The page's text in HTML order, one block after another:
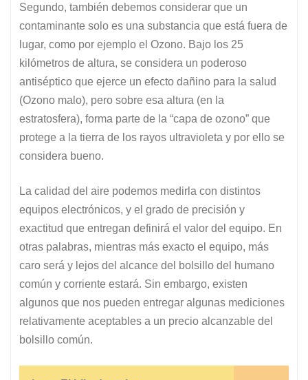
Segundo, también debemos considerar que un
contaminante solo es una substancia que está fuera de
lugar, como por ejemplo el Ozono. Bajo los 25
kilómetros de altura, se considera un poderoso
antiséptico que ejerce un efecto dañino para la salud
(Ozono malo), pero sobre esa altura (en la
estratosfera), forma parte de la “capa de ozono” que
protege a la tierra de los rayos ultravioleta y por ello se
considera bueno.
La calidad del aire podemos medirla con distintos
equipos electrónicos, y el grado de precisión y
exactitud que entregan definirá el valor del equipo. En
otras palabras, mientras más exacto el equipo, más
caro será y lejos del alcance del bolsillo del humano
común y corriente estará. Sin embargo, existen
algunos que nos pueden entregar algunas mediciones
relativamente aceptables a un precio alcanzable del
bolsillo común.